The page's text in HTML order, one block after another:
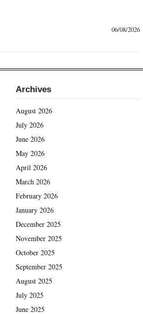
06/08/2026
Archives
August 2026
July 2026
June 2026
May 2026
April 2026
March 2026
February 2026
January 2026
December 2025
November 2025
October 2025
September 2025
August 2025
July 2025
June 2025